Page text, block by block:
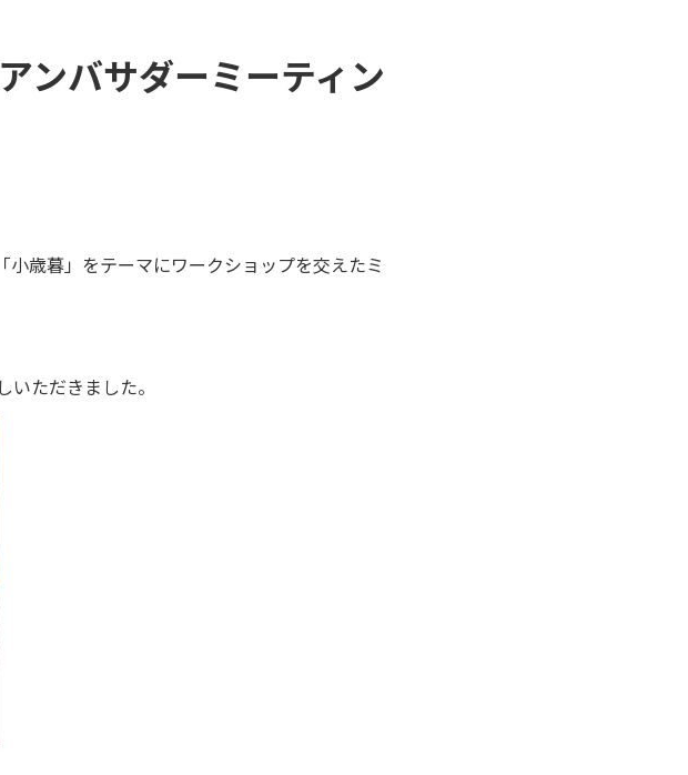
ンバサダーミーティン
歳暮」をテーマにワークショップを交えたミ
ただきました。